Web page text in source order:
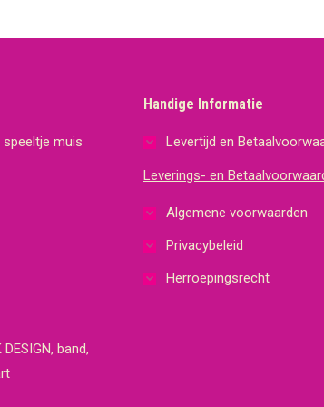
muis
band,
Handige Informatie
Levertijd en
Leverings- en
Algemene voorwaarden
Privacybeleid
Herroepingsrecht